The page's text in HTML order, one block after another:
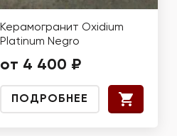
Керамогранит Oxidium
Platinum Negro
от 4 400 ₽
ПОДРОБНЕЕ